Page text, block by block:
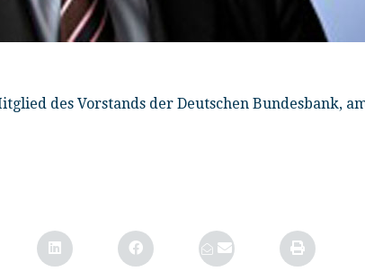
des Vorstands der Deutschen Bundesbank,